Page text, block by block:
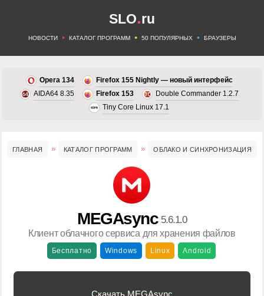
SLO.ru
НОВОСТИ • КАТАЛОГ ПРОГРАММ • 50 ПОПУЛЯРНЫХ • БРАУЗЕРЫ
Opera 134
Firefox 155 Nightly — новый интерфейс
AIDA64 8.35
Firefox 153
Double Commander 1.2.7
Tiny Core Linux 17.1
ГЛАВНАЯ КАТАЛОГ ПРОГРАММ ОБЛАКО И СИНХРОНИЗАЦИЯ
MEGAsync 5.6.1.0
Клиент облачного сервиса для хранения файлов
Бесплатно Windows Linux Android
Скачать MEGAsync